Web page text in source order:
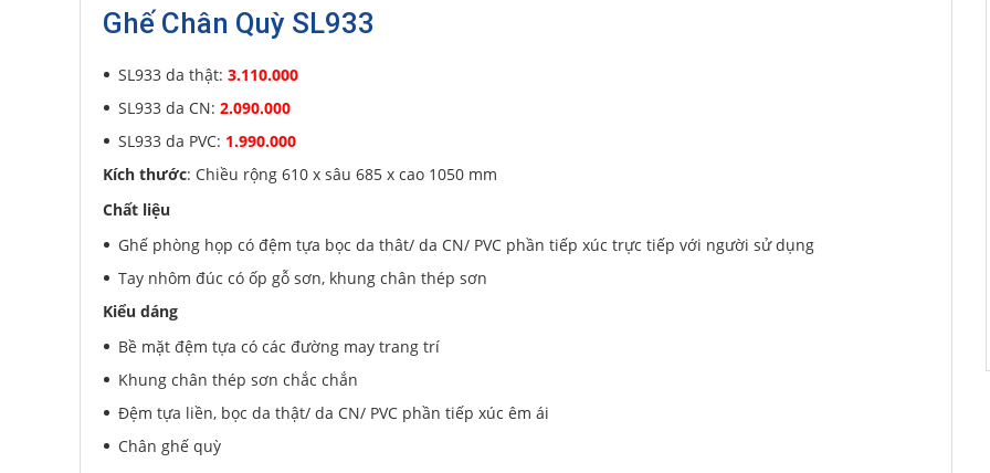
Chị Hồng Anh-46 Tăng Bạt Hổ đã mua 2 giờ trước
Anh Quang- 51 Ngô Quyền đã mua 4 giờ trước
Chị Nghi- 47 Mai Hắc Đế đã mua 5 giờ trước
Chị Ánh- Số 9 Ngô Quyền đã mua 4 ngày trước
Chị Mai-Khu biệt thự Vincom Đường Hoa Lan đã mua 2 giờ trước
Anh Sơn-15 An Dương đã mua 1 ngày trước
Anh Nam
Anh Hùng
Trường THCS Ngô Sĩ Liên- Hàm Long, Hoàn Kiếm đã mua 2 ngày trước
Trường THCS Thành Công-Khu TT Khu C Thành Công đã mua 3 ngày
trước
Công ty Lữ hành HG-47 Phan Chu Trinh đã mua 8 giờ trước
Chị Hiền-Ngõ 88 Phố Ngọc Hà đã mua 7 giờ trước
Chị Hồng Anh-46 Tăng Bạt Hổ đã mua 2 giờ trước
Anh Quang-51 Ngô Quyền đã mua 4 giờ trước
-47 Mai Hắc Đế đã mua 5 giờ trước
Ghế Chân Quỳ SL933
SL933 da thật: 3.110.000
SL933 da CN: 2.090.000
SL933 da PVC: 1.990.000
Kích thước: Chiều rộng 610 x sâu 685 x cao 1050 mm
Chất liệu
Ghế phòng họp có đệm tựa bọc da thât/ da CN/ PVC phần tiếp xúc trực tiếp với người sử dụng
Tay nhôm đúc có ốp gỗ sơn, khung chân thép sơn
Kiểu dáng
Bề mặt đệm tựa có các đường may trang trí
Khung chân thép sơn chắc chắn
Đệm tựa liền, bọc da thật/ da CN/ PVC phần tiếp xúc êm ái
Chân ghế quỳ